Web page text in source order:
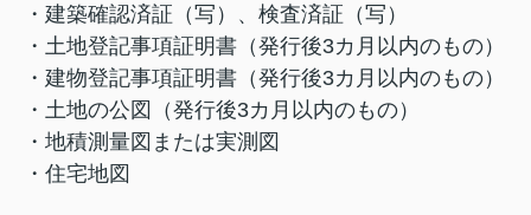
・建築確認済証（写）、検査済証（写）
・土地登記事項証明書（発行後3カ月以内のもの）
・建物登記事項証明書（発行後3カ月以内のもの）
・土地の公図（発行後3カ月以内のもの）
・地積測量図または実測図
・住宅地図